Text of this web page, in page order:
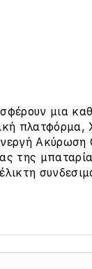
μια
Ακύρωση
της